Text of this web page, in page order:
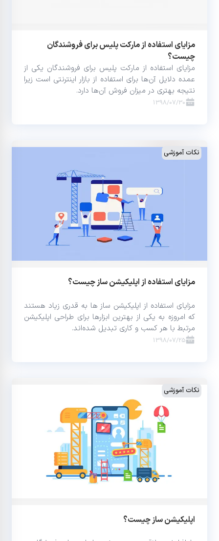
مزایای استفاده از مارکت پلیس برای فروشندگان
چیست؟
مزایای استفاده از مارکت پلیس برای فروشندگان یکی از
عمده دلایل آن‌ها برای استفاده از بازار اینترنتی است زیرا
نتیجه بهتری در میزان فروش آن‌ها دارد.
1398/07/30
نکات آموزشی
مزایای استفاده از اپلیکیشن ساز چیست؟
مزایای استفاده از اپلیکیشن ساز ها به قدری زیاد هستند
که امروزه به یکی از بهترین ابزارها برای طراحی اپلیکیشن
مرتبط با هر کسب و کاری تبدیل شده‌اند.
1398/07/25
نکات آموزشی
اپلیکیشن ساز چیست؟